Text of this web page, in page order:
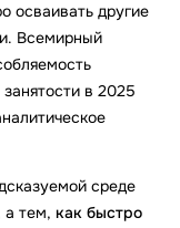
осваивать другие
Всемирный
в 2025
среде
а тем, как быстро